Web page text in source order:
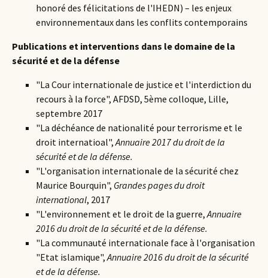
honoré des félicitations de l'IHEDN) – les enjeux
environnementaux dans les conflits contemporains
Publications et interventions dans le domaine de la
sécurité et de la défense
"La Cour internationale de justice et l'interdiction du
recours à la force", AFDSD, 5ème colloque, Lille,
septembre 2017
"La déchéance de nationalité pour terrorisme et le
droit internatioal",Annuaire 2017 du droit de la
sécurité et de la défense.
"L'organisation internationale de la sécurité chez
Maurice Bourquin", Grandes pages du droit
international, 2017
"L'environnement et le droit de la guerre,Annuaire
2016 du droit de la sécurité et de la défense.
"La communauté internationale face à l'organisation
"Etat islamique",Annuaire 2016 du droit de la sécurité
et de la défense.